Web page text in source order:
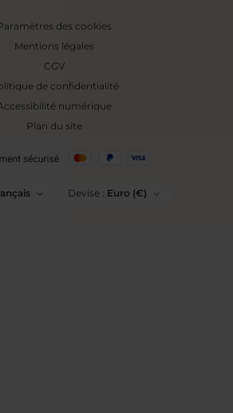
des cookies
Mentions légales
CGV
de confidentialité
numérique
Plan du site
Devise : Euro (€)